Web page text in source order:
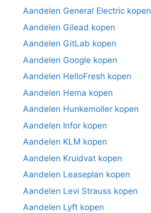
Aandelen General Electric kopen
Aandelen Gilead kopen
Aandelen GitLab kopen
Aandelen Google kopen
Aandelen HelloFresh kopen
Aandelen Hema kopen
Aandelen Hunkemoller kopen
Aandelen Infor kopen
Aandelen KLM kopen
Aandelen Kruidvat kopen
Aandelen Leaseplan kopen
Aandelen Levi Strauss kopen
Aandelen Lyft kopen